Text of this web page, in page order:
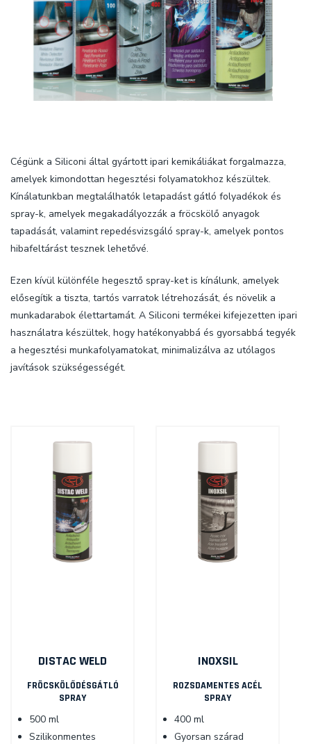
Cégünk a Siliconi által gyártott ipari kemikáliákat forgalmazza,
amelyek kimondottan hegesztési folyamatokhoz készültek.
Kínálatunkban megtalálhatók letapadást gátló folyadékok és
spray-k, amelyek megakadályozzák a fröcskölő anyagok
tapadását, valamint repedésvizsgáló spray-k, amelyek pontos
hibafeltárást tesznek lehetővé.
Ezen kívül különféle hegesztő spray-ket is kínálunk, amelyek
elősegítik a tiszta, tartós varratok létrehozását, és növelik a
munkadarabok élettartamát. A Siliconi termékei kifejezetten ipari
használatra készültek, hogy hatékonyabbá és gyorsabbá tegyék
a hegesztési munkafolyamatokat, minimalizálva az utólagos
javítások szükségességét.
DISTAC WELD
FRÖCSKÖLŐDÉSGÁTLÓ
SPRAY
500 ml
Szilikonmentes
INOXSIL
ROZSDAMENTES ACÉL
SPRAY
400 ml
Gyorsan szárad